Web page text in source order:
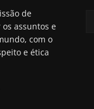
de
assuntos e
com o
e ética